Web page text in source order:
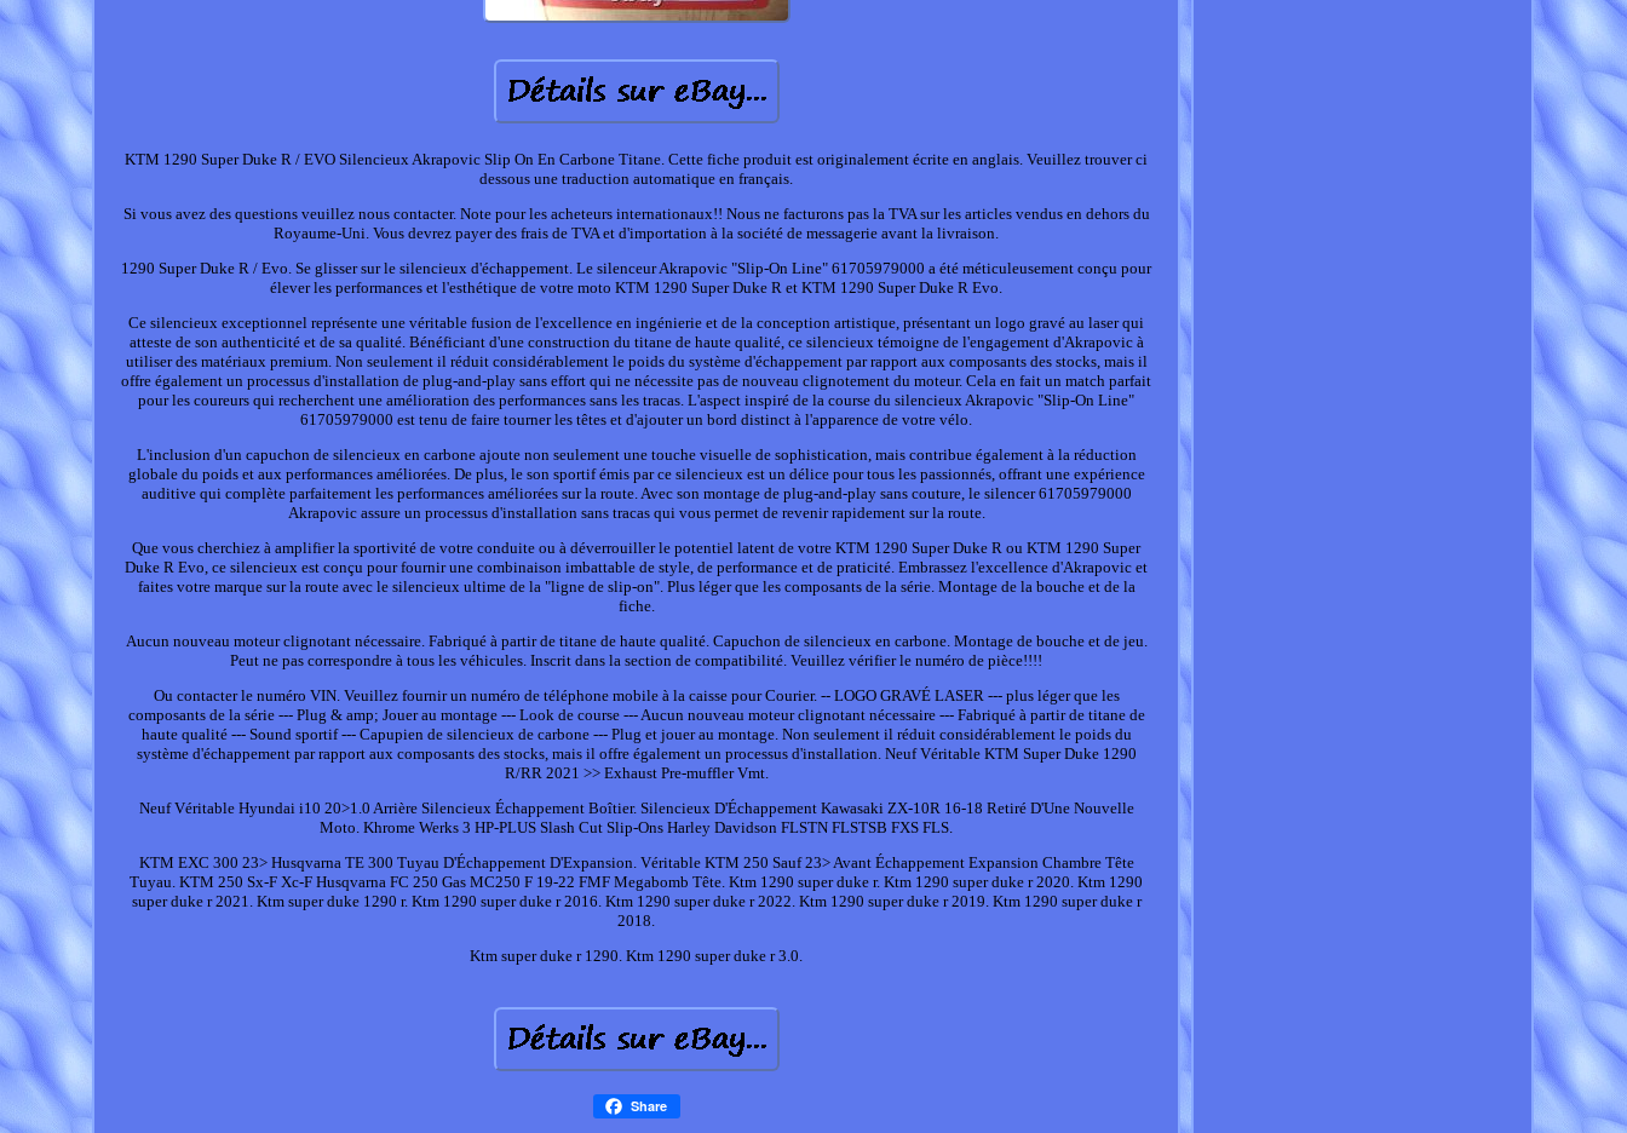
KTM 1290 Super Duke R / EVO Silencieux Akrapovic Slip On En Carbone Titane. Cette fiche produit est originalement écrite en anglais. Veuillez trouver ci
dessous une traduction automatique en français.
Si vous avez des questions veuillez nous contacter. Note pour les acheteurs internationaux!! Nous ne facturons pas la TVA sur les articles vendus en dehors du
Royaume-Uni. Vous devrez payer des frais de TVA et d'importation à la société de messagerie avant la livraison.
1290 Super Duke R / Evo. Se glisser sur le silencieux d'échappement. Le silenceur Akrapovic "Slip-On Line" 61705979000 a été méticuleusement conçu pour
élever les performances et l'esthétique de votre moto KTM 1290 Super Duke R et KTM 1290 Super Duke R Evo.
Ce silencieux exceptionnel représente une véritable fusion de l'excellence en ingénierie et de la conception artistique, présentant un logo gravé au laser qui
atteste de son authenticité et de sa qualité. Bénéficiant d'une construction du titane de haute qualité, ce silencieux témoigne de l'engagement d'Akrapovic à
utiliser des matériaux premium. Non seulement il réduit considérablement le poids du système d'échappement par rapport aux composants des stocks, mais il
offre également un processus d'installation de plug-and-play sans effort qui ne nécessite pas de nouveau clignotement du moteur. Cela en fait un match parfait
pour les coureurs qui recherchent une amélioration des performances sans les tracas. L'aspect inspiré de la course du silencieux Akrapovic "Slip-On Line"
61705979000 est tenu de faire tourner les têtes et d'ajouter un bord distinct à l'apparence de votre vélo.
L'inclusion d'un capuchon de silencieux en carbone ajoute non seulement une touche visuelle de sophistication, mais contribue également à la réduction
globale du poids et aux performances améliorées. De plus, le son sportif émis par ce silencieux est un délice pour tous les passionnés, offrant une expérience
auditive qui complète parfaitement les performances améliorées sur la route. Avec son montage de plug-and-play sans couture, le silencer 61705979000
Akrapovic assure un processus d'installation sans tracas qui vous permet de revenir rapidement sur la route.
Que vous cherchiez à amplifier la sportivité de votre conduite ou à déverrouiller le potentiel latent de votre KTM 1290 Super Duke R ou KTM 1290 Super
Duke R Evo, ce silencieux est conçu pour fournir une combinaison imbattable de style, de performance et de praticité. Embrassez l'excellence d'Akrapovic et
faites votre marque sur la route avec le silencieux ultime de la "ligne de slip-on". Plus léger que les composants de la série. Montage de la bouche et de la
fiche.
Aucun nouveau moteur clignotant nécessaire. Fabriqué à partir de titane de haute qualité. Capuchon de silencieux en carbone. Montage de bouche et de jeu.
Peut ne pas correspondre à tous les véhicules. Inscrit dans la section de compatibilité. Veuillez vérifier le numéro de pièce!!!!
Ou contacter le numéro VIN. Veuillez fournir un numéro de téléphone mobile à la caisse pour Courier. -- LOGO GRAVÉ LASER --- plus léger que les
composants de la série --- Plug & amp; Jouer au montage --- Look de course --- Aucun nouveau moteur clignotant nécessaire --- Fabriqué à partir de titane de
haute qualité --- Sound sportif --- Capupien de silencieux de carbone --- Plug et jouer au montage. Non seulement il réduit considérablement le poids du
système d'échappement par rapport aux composants des stocks, mais il offre également un processus d'installation. Neuf Véritable KTM Super Duke 1290
R/RR 2021 >> Exhaust Pre-muffler Vmt.
Neuf Véritable Hyundai i10 20>1.0 Arrière Silencieux Échappement Boîtier. Silencieux D'Échappement Kawasaki ZX-10R 16-18 Retiré D'Une Nouvelle
Moto. Khrome Werks 3 HP-PLUS Slash Cut Slip-Ons Harley Davidson FLSTN FLSTSB FXS FLS.
KTM EXC 300 23> Husqvarna TE 300 Tuyau D'Échappement D'Expansion. Véritable KTM 250 Sauf 23> Avant Échappement Expansion Chambre Tête
Tuyau. KTM 250 Sx-F Xc-F Husqvarna FC 250 Gas MC250 F 19-22 FMF Megabomb Tête. Ktm 1290 super duke r. Ktm 1290 super duke r 2020. Ktm 1290
super duke r 2021. Ktm super duke 1290 r. Ktm 1290 super duke r 2016. Ktm 1290 super duke r 2022. Ktm 1290 super duke r 2019. Ktm 1290 super duke r
2018.
Ktm super duke r 1290. Ktm 1290 super duke r 3.0.
Share